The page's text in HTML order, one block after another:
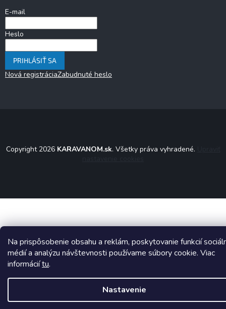
Na prispôsobenie obsahu a reklám, poskytovanie funkcií
médií a analýzu návštevnosti používame súbory cookie. Viac
informáciítu.
Nastavenie
E-mail
Heslo
PRIHLÁSIŤ SA
Nová registráciaZabudnuté heslo
Copyright 2026 KARAVANOM.sk. Všetky práva vyhradené.